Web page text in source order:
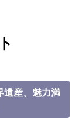
遺産、魅力満